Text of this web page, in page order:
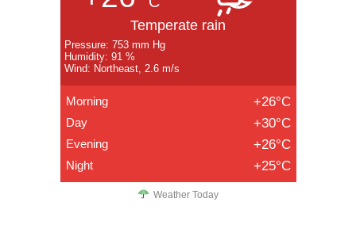
Temperate rain
Pressure: 753 mm Hg
Humidity: 91 %
Wind: Northeast, 2.6 m/s
Morning +26°C
Day +30°C
Evening +26°C
Night +25°C
Weather Today